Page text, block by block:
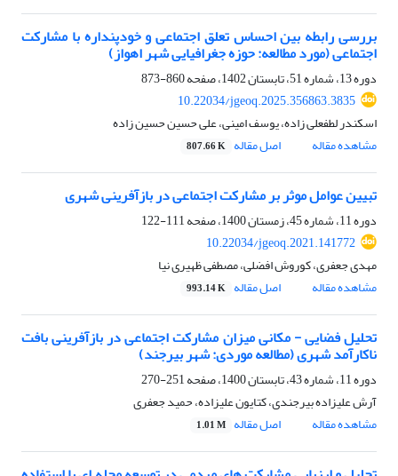
بررسی رابطه بین احساس تعلق اجتماعی و خودپنداره با مشارکت
اجتماعی (مورد مطالعه: حوزه جغرافیایی شهر اهواز)
دوره 13، شماره 51، تابستان 1402، صفحه
860-873
10.22034/jgeoq.2025.356863.3835
اسکندر لطفعلی زاده، یوسف امینی، علی حسین حسین زاده
مشاهده مقاله
اصل مقاله 807.66 K
تبیین عوامل موثر بر مشارکت اجتماعی در بازآفرینی شهری
دوره 11، شماره 45، زمستان 1400، صفحه
111-122
10.22034/jgeoq.2021.141772
مهدی جعفری، کوروش افضلی، مصطفی ظهیری نیا
مشاهده مقاله
اصل مقاله 993.14 K
تحلیل فضایی - مکانی میزان مشارکت اجتماعی در بازآفرینی بافت
ناکارآمد شهری (مطالعه موردی: شهر بیرجند)
دوره 11، شماره 43، تابستان 1400، صفحه
251-270
آرش علیزاده بیرجندی، کتایون علیزاده، حمید جعفری
مشاهده مقاله
اصل مقاله 1.01 M